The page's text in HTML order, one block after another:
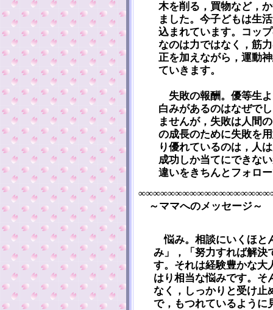
木を削る，買物など，
ました。今子どもは生
込まれています。コッ
なのは力ではなく，筋
正を加えながら，運動
ていきます。
失敗の報酬。優等生
白みがあるのはなぜで
ませんが，失敗は人間
の成長のために失敗を
り優れているのは，人
成功しか当てにできな
違いをきちんとフォロ
～ママへのメッセージ～
悩み。相談にいくほと
み」，「努力すれば解決
す。それは経験豊かな大
はり相当な悩みです。そ
なく，しっかりと受け止
で，もつれているように